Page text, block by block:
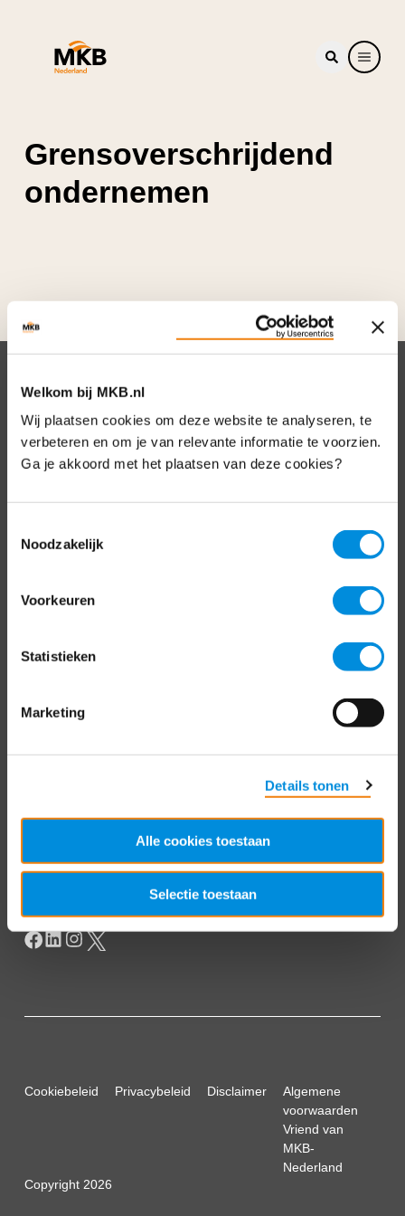
Welkom bij MKB.nl
Wij plaatsen cookies om deze website te analyseren, te
verbeteren en om je van relevante informatie te voorzien.
Ga je akkoord met het plaatsen van deze cookies?
Noodzakelijk
Voorkeuren
Statistieken
Marketing
Details tonen
Alle cookies toestaan
Selectie toestaan
Grensoverschrijdend
ondernemen
Nieuwsbrief
Elke week hét nieuws dat ondernemers raakt.
Schrijf je nu in voor de MKB-Nederland
nieuwsbrief.
Direct naar
Bezuidenhoutseweg 12
Postbus 93002
2509 AA Den Haag
Cookiebeleid Privacybeleid Disclaimer
Algemene
voorwaarden
Vriend van
MKB-
Nederland
Copyright 2026